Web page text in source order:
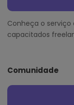
Conheça o
capacitados
Comunidade